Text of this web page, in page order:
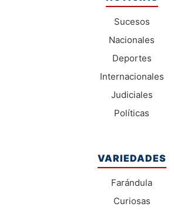
Sucesos
Nacionales
Deportes
Internacionales
Judiciales
Políticas
VARIEDADES
Farándula
Curiosas